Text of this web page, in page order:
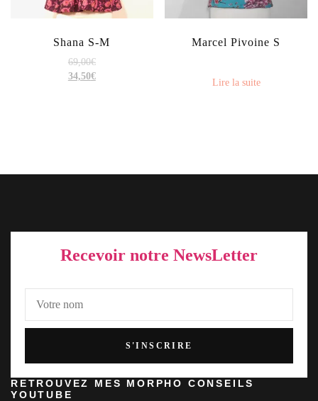
Shana S-M
69,00€
34,50€
Marcel Pivoine S
Lire la suite
Recevoir notre NewsLetter
RETROUVEZ MES MORPHO CONSEILS
YOUTUBE